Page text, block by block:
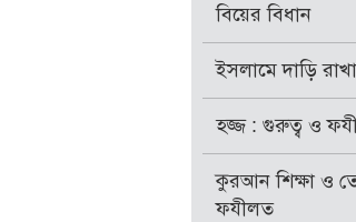
বিয়ের বিধান
ইসলামে দাড়ি
হজ্জ : গুরুত্ব ও
কুরআন শিক্ষা ও
ফযীলত